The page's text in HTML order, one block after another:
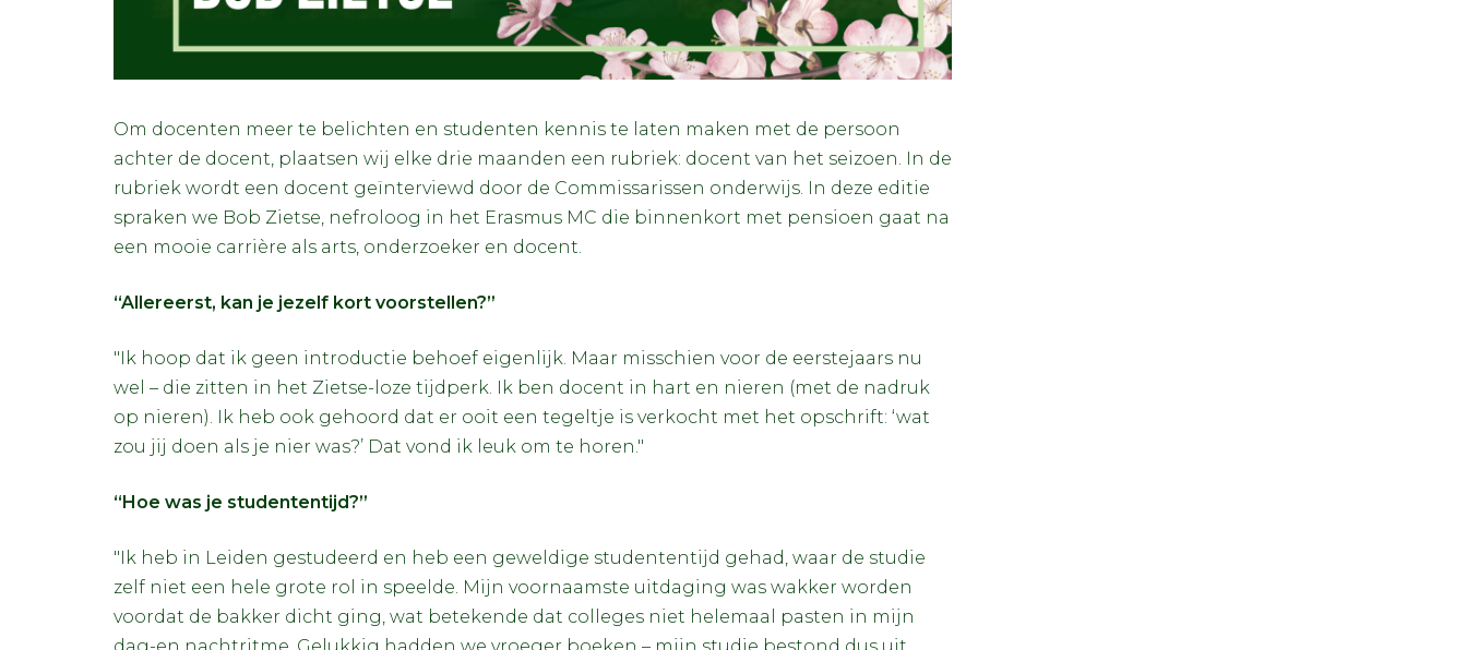
Om docenten meer te belichten en studenten kennis te laten maken met de persoon
achter de docent, plaatsen wij elke drie maanden een rubriek: docent van het seizoen. In de
rubriek wordt een docent geïnterviewd door de Commissarissen onderwijs. In deze editie
spraken we Bob Zietse, nefroloog in het Erasmus MC die binnenkort met pensioen gaat na
een mooie carrière als arts, onderzoeker en docent.
“Allereerst, kan je jezelf kort voorstellen?”
"Ik hoop dat ik geen introductie behoef eigenlijk. Maar misschien voor de eerstejaars nu
wel – die zitten in het Zietse-loze tijdperk. Ik ben docent in hart en nieren (met de nadruk
op nieren). Ik heb ook gehoord dat er ooit een tegeltje is verkocht met het opschrift: ‘wat
zou jij doen als je nier was?’ Dat vond ik leuk om te horen."
“Hoe was je studententijd?”
"Ik heb in Leiden gestudeerd en heb een geweldige studententijd gehad, waar de studie
zelf niet een hele grote rol in speelde. Mijn voornaamste uitdaging was wakker worden
voordat de bakker dicht ging, wat betekende dat colleges niet helemaal pasten in mijn